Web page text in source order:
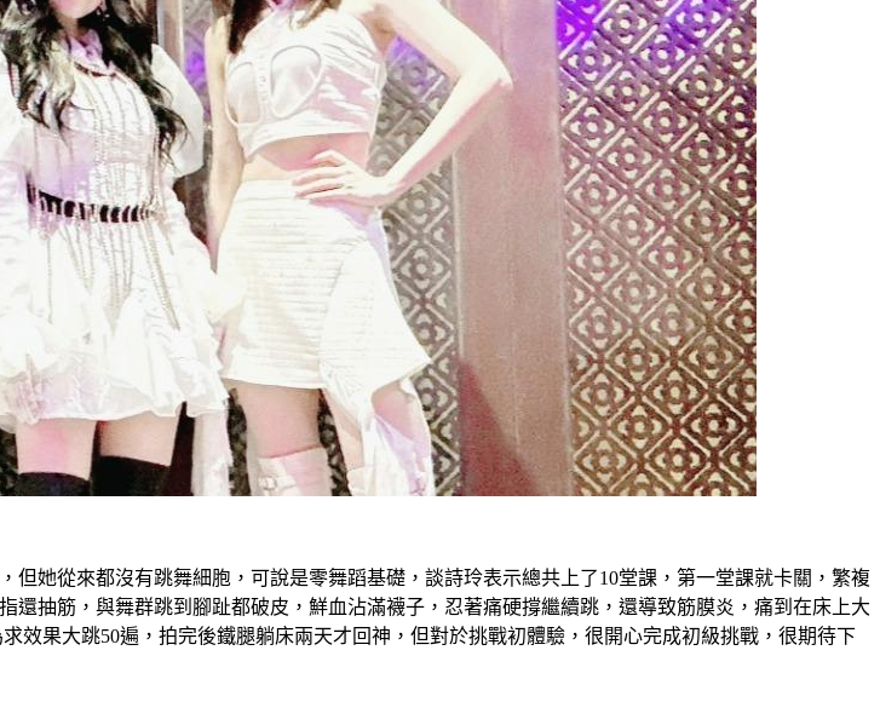
她從來都沒有跳舞細胞，可說是零舞蹈基礎，談詩玲表示總共上了10堂課，第一堂課就卡關，繁複
抽筋，與舞群跳到腳趾都破皮，鮮血沾滿襪子，忍著痛硬撐繼續跳，還導致筋膜炎，痛到在床上大
果大跳50遍，拍完後鐵腿躺床兩天才回神，但對於挑戰初體驗，很開心完成初級挑戰，很期待下